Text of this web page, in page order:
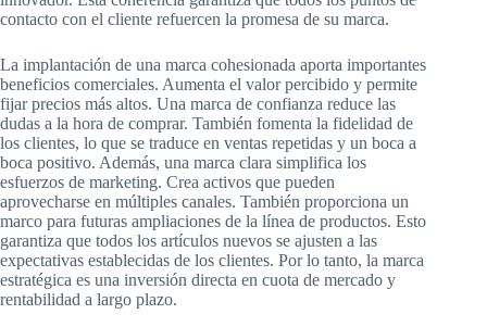
contacto con el cliente refuercen la promesa de su marca.
La implantación de una marca cohesionada aporta importantes
beneficios comerciales. Aumenta el valor percibido y permite
fijar precios más altos. Una marca de confianza reduce las
dudas a la hora de comprar. También fomenta la fidelidad de
los clientes, lo que se traduce en ventas repetidas y un boca a
boca positivo. Además, una marca clara simplifica los
esfuerzos de marketing. Crea activos que pueden
aprovecharse en múltiples canales. También proporciona un
marco para futuras ampliaciones de la línea de productos. Esto
garantiza que todos los artículos nuevos se ajusten a las
expectativas establecidas de los clientes. Por lo tanto, la marca
estratégica es una inversión directa en cuota de mercado y
rentabilidad a largo plazo.